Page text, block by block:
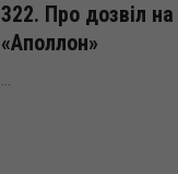
322. Про дозвіл
«Аполлон»